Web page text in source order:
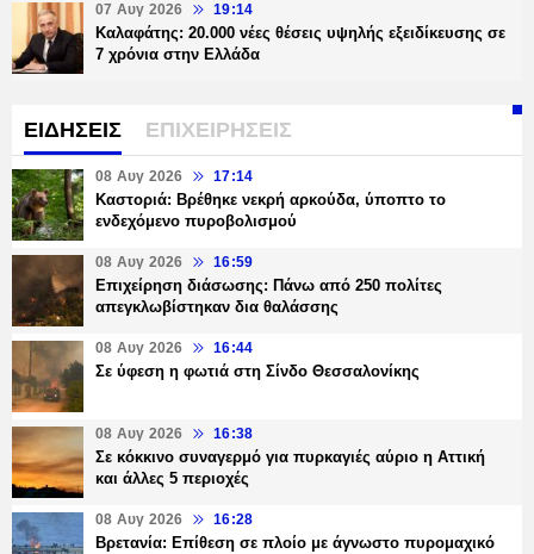
07 Αυγ 2026 19:14
Καλαφάτης: 20.000 νέες θέσεις υψηλής εξειδίκευσης σε
7 χρόνια στην Ελλάδα
ΕΙΔΗΣΕΙΣ ΕΠΙΧΕΙΡΗΣΕΙΣ
08 Αυγ 2026 17:14
Καστοριά: Βρέθηκε νεκρή αρκούδα, ύποπτο το
ενδεχόμενο πυροβολισμού
08 Αυγ 2026 16:59
Επιχείρηση διάσωσης: Πάνω από 250 πολίτες
απεγκλωβίστηκαν δια θαλάσσης
08 Αυγ 2026 16:44
Σε ύφεση η φωτιά στη Σίνδο Θεσσαλονίκης
08 Αυγ 2026 16:38
Σε κόκκινο συναγερμό για πυρκαγιές αύριο η Αττική
και άλλες 5 περιοχές
08 Αυγ 2026 16:28
Βρετανία: Επίθεση σε πλοίο με άγνωστο πυρομαχικό